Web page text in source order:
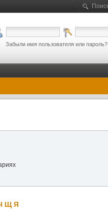
Забыли имя пользователя или пароль?
Щ Я